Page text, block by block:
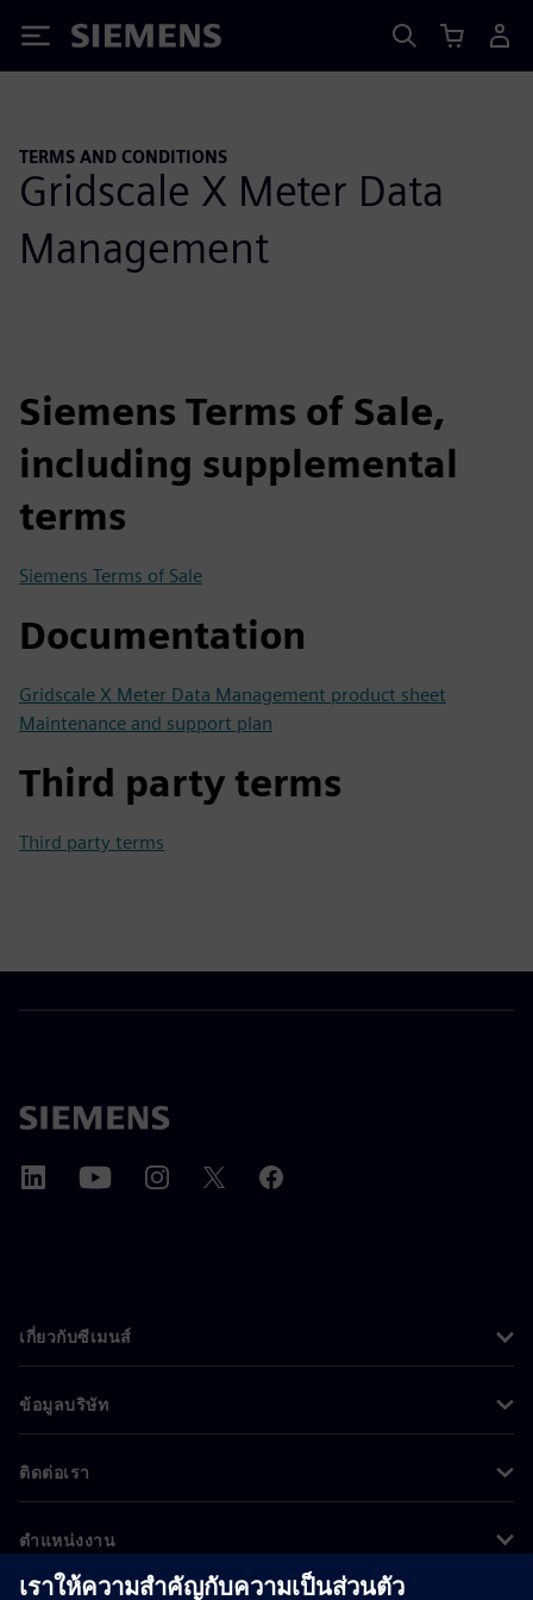
Siemens
TERMS AND CONDITIONS
Gridscale X Meter Data
Management
Siemens Terms of Sale,
including supplemental
terms
Siemens Terms of Sale
Documentation
Gridscale X Meter Data Management product sheet
Maintenance and support plan
Third party terms
Third party terms
เกี่ยวกับซีเมนส์
ข้อมูลบริษัท
ติดต่อเรา
ตำแหน่งงาน